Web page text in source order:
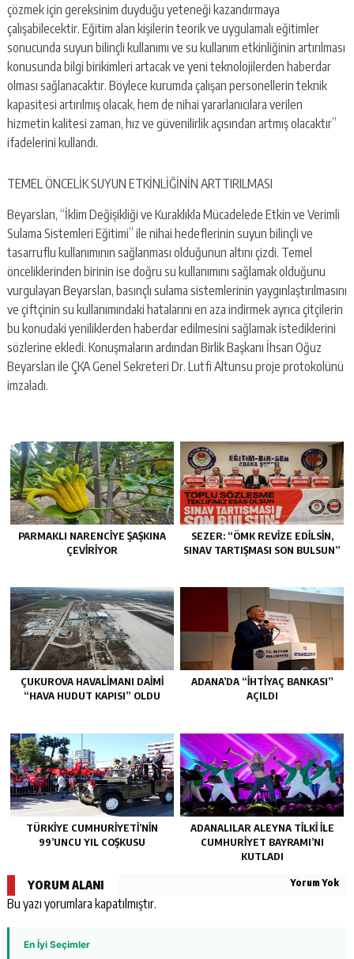
çözmek için gereksinim duyduğu yeteneği kazandırmaya
çalışabilecektir. Eğitim alan kişilerin teorik ve uygulamalı eğitimler
sonucunda suyun bilinçli kullanımı ve su kullanım etkinliğinin artırılması
konusunda bilgi birikimleri artacak ve yeni teknolojilerden haberdar
olması sağlanacaktır. Böylece kurumda çalışan personellerin teknik
kapasitesi artırılmış olacak, hem de nihai yararlanıcılara verilen
hizmetin kalitesi zaman, hız ve güvenilirlik açısından artmış olacaktır”
ifadelerini kullandı.
TEMEL ÖNCELİK SUYUN ETKİNLİĞİNİN ARTTIRILMASI
Beyarslan, “İklim Değişikliği ve Kuraklıkla Mücadelede Etkin ve Verimli
Sulama Sistemleri Eğitimi” ile nihai hedeflerinin suyun bilinçli ve
tasarruflu kullanımının sağlanması olduğunun altını çizdi. Temel
önceliklerinden birinin ise doğru su kullanımını sağlamak olduğunu
vurgulayan Beyarslan, basınçlı sulama sistemlerinin yaygınlaştırılmasını
ve çiftçinin su kullanımındaki hatalarını en aza indirmek ayrıca çitçilerin
bu konudaki yeniliklerden haberdar edilmesini sağlamak istediklerini
sözlerine ekledi. Konuşmaların ardından Birlik Başkanı İhsan Oğuz
Beyarslan ile ÇKA Genel Sekreteri Dr. Lutfi Altunsu proje protokolünü
imzaladı.
PARMAKLI NARENCİYE ŞAŞKINA
ÇEVİRİYOR
SEZER: “ÖMK REVİZE EDİLSİN,
SINAV TARTIŞMASI SON BULSUN”
ÇUKUROVA HAVALİMANI DAİMİ
“HAVA HUDUT KAPISI” OLDU
ADANA’DA “İHTİYAÇ BANKASI”
AÇILDI
TÜRKİYE CUMHURİYETİ’NİN
99’UNCU YIL COŞKUSU
ADANALILAR ALEYNA TİLKİ İLE
CUMHURİYET BAYRAMI’NI
KUTLADI
YORUM ALANI Yorum Yok
Bu yazı yorumlara kapatılmıştır.
En İyi Seçimler